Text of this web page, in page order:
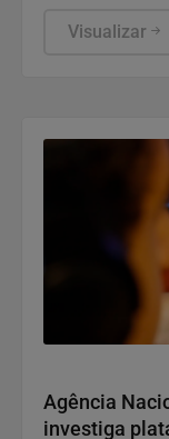
uma carta
Visualizar
Agência
investiga